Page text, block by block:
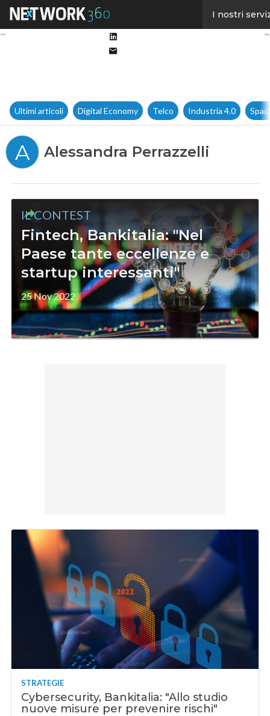
I nostri
Ultimi articoli Digital Economy Telco Industria 4.0
A Alessandra Perrazzelli
IL CONTEST
Fintech, Bankitalia: "Nel
Paese tante eccellenze e
startup interessanti"
25 Nov 2022
STRATEGIE
Cybersecurity, Bankitalia: "Allo studio
nuove misure per prevenire rischi"